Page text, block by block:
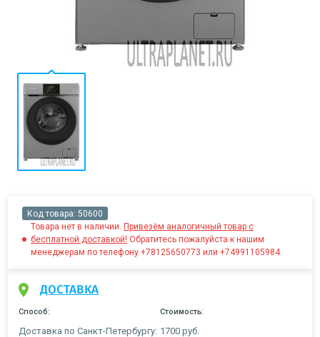
Код товара: 50600
Товара нет в наличии. Привезём аналогичный товар с
бесплатной доставкой! Обратитесь пожалуйста к нашим
менеджерам по телефону +78125650773 или +74991105984.
ДОСТАВКА
Способ: Стоимость:
Доставка по Санкт-Петербургу: 1700 руб.